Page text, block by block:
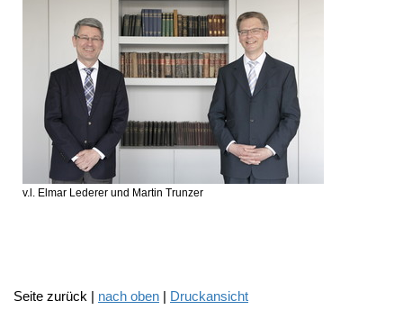
v.l. Elmar Lederer und Martin Trunzer
Seite zurück | nach oben | Druckansicht